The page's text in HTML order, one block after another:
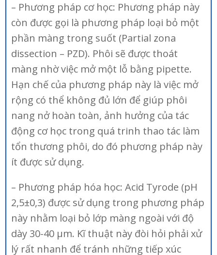
– Phương pháp cơ học: Phương pháp này
còn được gọi là phương pháp loại bỏ một
phần màng trong suốt (Partial zona
dissection – PZD). Phôi sẽ được thoát
màng nhờ việc mở một lỗ bằng pipette.
Hạn chế của phương pháp này là việc mở
rộng có thể không đủ lớn để giúp phôi
nang nở hoàn toàn, ảnh hưởng của tác
động cơ học trong quá trinh thao tác làm
tổn thương phôi, do đó phương pháp này
ít được sử dụng.
– Phương pháp hóa học: Acid Tyrode (pH
2,5±0,3) được sử dụng trong phương pháp
này nhằm loại bỏ lớp màng ngoài với độ
dày 30-40 µm. Kĩ thuật này đòi hỏi phải xử
lý rất nhanh để tránh những tiếp xúc